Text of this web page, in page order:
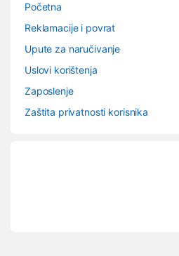
Početna
Reklamacije i povrat
Upute za naručivanje
Uslovi korištenja
Zaposlenje
Zaštita privatnosti korisnika